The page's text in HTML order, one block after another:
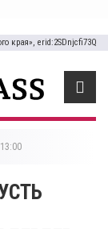
края», erid:2SDnjcfi73Q